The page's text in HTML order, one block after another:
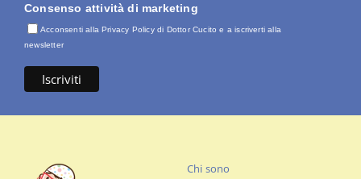
Consenso attività di marketing
Acconsenti alla Privacy Policy di Dottor Cucito e a iscriverti alla
newsletter
Chi sono